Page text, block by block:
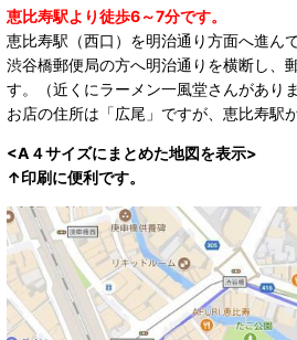
恵比寿駅より徒歩6～7分です。
恵比寿駅（西口）を明治通り方面へ進ん
渋谷橋郵便局の方へ明治通りを横断し、
す。（近くにラーメン一風堂さんがありま
お店の住所は「広尾」ですが、恵比寿駅
<A４サイズにまとめた地図を表示>
↑印刷に便利です。